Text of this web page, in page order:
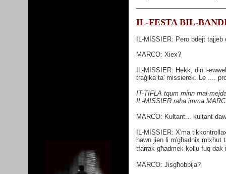
IL-FESTA BIL-
L-MISSIER: Pero bdejt tajjeb
MARCO: Xiex?
IL-MISSIER: Hekk, din l-
traġika ta' missierek. Le ....
IT-TIFLA tqum minn mal-
IL-MISSIER raha
MARCO: Kultant... kultant
IL-MISSIER: X'ma
hawn jien li m'għadnix
tfarrak għadmek kollu fuq dak
MARCO: Jisgħobbija?